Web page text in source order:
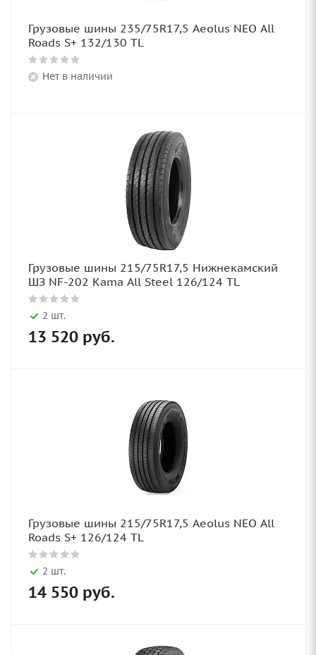
Грузовые шины 235/75R17,5 Aeolus NEO All
Roads S+ 132/130 TL
Нет в наличии
Грузовые шины 215/75R17,5 Нижнекамский
ШЗ NF-202 Kama All Steel 126/124 TL
2 шт.
13 520 руб.
Грузовые шины 215/75R17,5 Aeolus NEO All
Roads S+ 126/124 TL
2 шт.
14 550 руб.